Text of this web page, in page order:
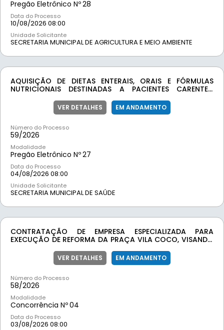
Pregão Eletrônico Nº28
Data do Processo
10/08/2026 08:00
Unidade Solicitante
SECRETARIA MUNICIPAL DE AGRICULTURA E MEIO AMBIENTE
AQUISIÇÃO DE DIETAS ENTERAIS, ORAIS E FÓRMULAS
NUTRICIONAIS DESTINADAS A PACIENTES CARENTES,
SAÚDE DE MOEDA/MG
VER DETALHES EM ANDAMENTO
Número do Processo
59/2026
Modalidade
Pregão Eletrônico Nº27
Data do Processo
04/08/2026 08:00
Unidade Solicitante
SECRETARIA MUNICIPAL DE SAÚDE
CONTRATAÇÃO DE EMPRESA ESPECIALIZADA PARA
EXECUÇÃO DE REFORMA DA PRAÇA VILA COCO, VISANDO
DO MUNICÍPIO DE MOEDA-MG.
VER DETALHES EM ANDAMENTO
Número do Processo
58/2026
Modalidade
Concorrência Nº04
Data do Processo
03/08/2026 08:00